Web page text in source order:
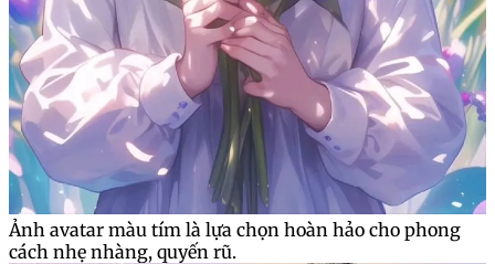
Ảnh avatar màu tím là lựa chọn hoàn hảo cho phong
cách nhẹ nhàng, quyến rũ.